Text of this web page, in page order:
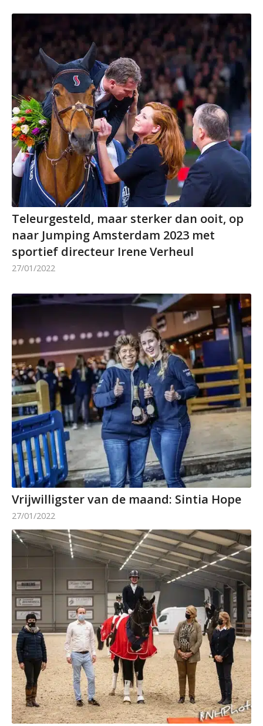
Teleurgesteld, maar sterker dan ooit, op
naar Jumping Amsterdam 2023 met
sportief directeur Irene Verheul
27/01/2022
Vrijwilligster van de maand: Sintia Hope
27/01/2022